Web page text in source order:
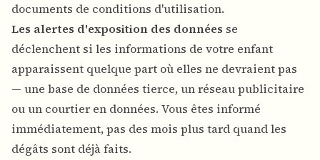
documents de conditions d'utilisation.
Les alertes d'exposition des données se
déclenchent si les informations de votre enfant
apparaissent quelque part où elles ne devraient pas
— une base de données tierce, un réseau publicitaire
ou un courtier en données. Vous êtes informé
immédiatement, pas des mois plus tard quand les
dégâts sont déjà faits.